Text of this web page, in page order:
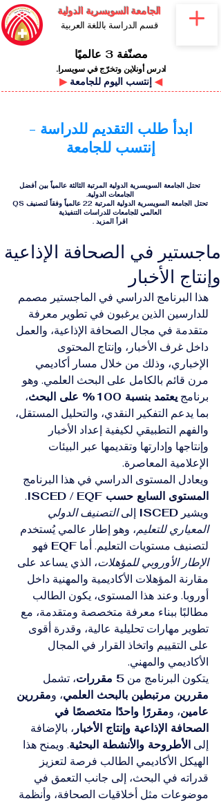
الجامعة السويسرية الدولية
قسم الدراسة باللغة العربية
مصنّفة 3 عالميًا
ادرس أونلاين وتخرّج في سويسرا.
▶ ◀
ابدأ طلب التقديم للدراسة -
إنتسب للجامعة
تحتل الجامعة السويسرية الدولية المرتبة الثالثة عالمياً بين أفضل
الجامعات الدولية.
تحتل الجامعة السويسرية الدولية المرتبة 22 عالمياً وفقاً لتصنيف QS
العالمي للجامعات للدراسات التنفيذية
اقرأ المزيد .
ماجستير في الصحافة الإذاعية
وإنتاج الأخبار
هذا البرنامج الدراسي في الماجستير مصمم
للدارسين الذين يرغبون في تطوير معرفة
متقدمة في مجال الصحافة الإذاعية، والعمل
داخل غرف الأخبار، وإنتاج المحتوى
الإخباري، وذلك من خلال مسار أكاديمي
مرن قائم بالكامل على البحث العلمي. وهو
برنامج يعتمد بنسبة 100% على البحث
،
بما يدعم التفكير النقدي، والتحليل المستقل،
والفهم التطبيقي لكيفية إعداد الأخبار
وإنتاجها وإدارتها وتقديمها عبر البيئات
الإعلامية المعاصرة.
ويعادل المستوى الدراسي في هذا البرنامج
المستوى السابع حسب ISCED / EQF
.
ويشير ISCED إلى التصنيف الدولي
المعياري للتعليم، وهو إطار عالمي يُستخدم
لتصنيف مستويات التعليم. أما EQF فهو
الإطار الأوروبي للمؤهلات، الذي يساعد على
مقارنة المؤهلات الأكاديمية والمهنية داخل
أوروبا. وعند هذا المستوى، يكون الطالب
مطالبًا ببناء معرفة متخصصة ومتقدمة، مع
تطوير مهارات تحليلية عالية، وقدرة أقوى
على التقييم واتخاذ القرار في المجال
الأكاديمي والمهني.
يتكون البرنامج من 5 مقررات
، تشمل
مقررين مرتبطين بالبحث العلمي، ومقررين
عامين، ومقررًا واحدًا متخصصًا في
الصحافة الإذاعية وإنتاج الأخبار ، بالإضافة
إلى الأطروحة والأنشطة البحثية. ويمنح هذا
الهيكل الأكاديمي الطالب فرصة لتعزيز
قدراته في البحث، إلى جانب التعمق في
موضوعات مثل أخلاقيات الصحافة، وأنظمة